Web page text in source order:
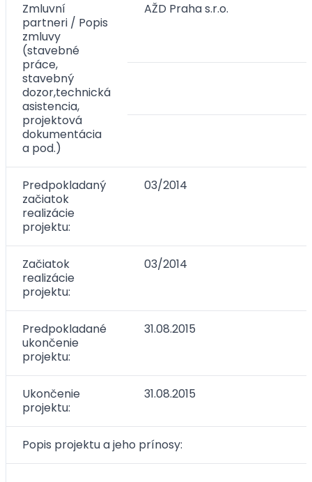
Zmluvní
partneri / Popis
zmluvy
(stavebné
práce,
stavebný
dozor,technická
asistencia,
projektová
dokumentácia
a pod.)
AŽD Praha s.r.o.
Predpokladaný
začiatok
realizácie
projektu:
03/2014
Začiatok
realizácie
projektu:
03/2014
Predpokladané
ukončenie
projektu:
31.08.2015
Ukončenie
projektu:
31.08.2015
Popis projektu a jeho prínosy: